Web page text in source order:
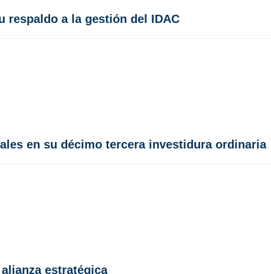
respaldo a la gestión del IDAC
en su décimo tercera investidura ordinaria
estratégica